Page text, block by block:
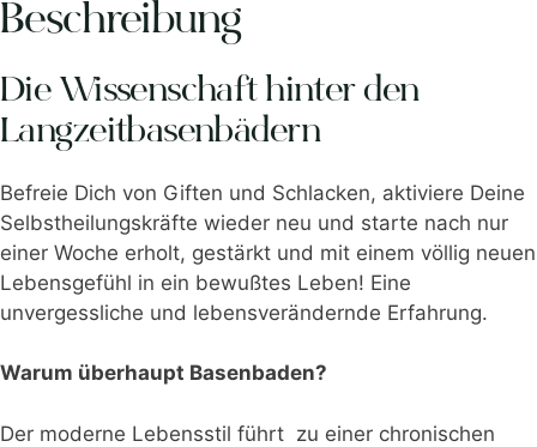
Beschreibung
Die Wissenschaft hinter den
Langzeitbasenbädern
Befreie Dich von Giften und Schlacken, aktiviere Deine
Selbstheilungskräfte wieder neu und starte nach nur
einer Woche erholt, gestärkt und mit einem völlig neuen
Lebensgefühl in ein bewußtes Leben! Eine
unvergessliche und lebensverändernde Erfahrung.
Warum überhaupt Basenbaden?
Der moderne Lebensstil führt zu einer chronischen